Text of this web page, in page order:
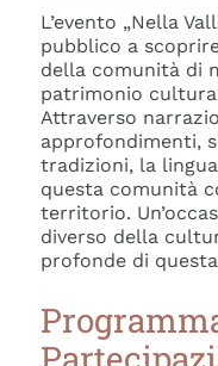
L’evento „Nella
pubblico a
della comunità di
patrimonio
Attraverso
approfondimenti,
tradizioni, la
questa comunità
territorio.
diverso della
profonde di